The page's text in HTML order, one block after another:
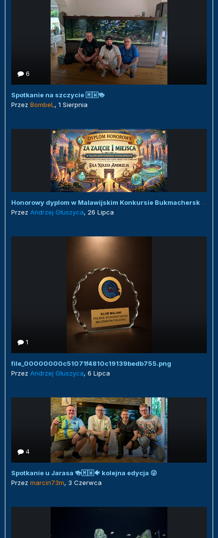
6
Spotkanie na szczycie 🇲🇼🍻
Przez BombeL , 1 Sierpnia
Honorowy dyplom w Malawijskim Konkursie Bukmacherskim :)
Przez Andrzej Głuszyca, 26 Lipca
1
file_00000000c51071f4810c19139bedb755.png
Przez Andrzej Głuszyca, 6 Lipca
4
Spotkanie u Jarasa 🍻🇲🇼🐠 kolejna edycja 😜
Przez marcin73m, 3 Czerwca